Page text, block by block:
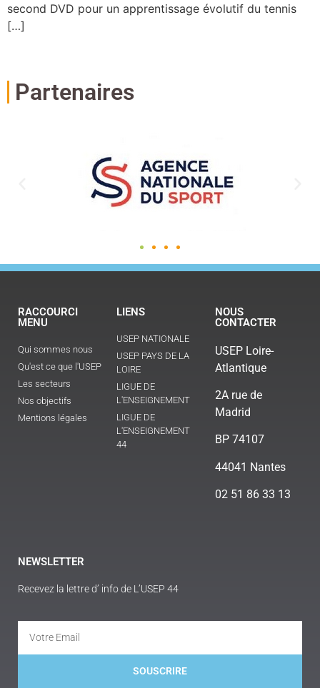
second DVD pour un apprentissage évolutif du tennis
[…]
Partenaires
RACCOURCI
MENU
Qui sommes nous
Qu'est ce que l'USEP
Les secteurs
Nos objectifs
Mentions légales
LIENS
USEP NATIONALE
USEP PAYS DE LA
LOIRE
LIGUE DE
L'ENSEIGNEMENT
LIGUE DE
L'ENSEIGNEMENT
44
NOUS
CONTACTER
USEP Loire-
Atlantique
2A rue de
Madrid
BP 74107
44041 Nantes
02 51 86 33 13
NEWSLETTER
Recevez la lettre d’ info de L’USEP 44
SOUSCRIRE